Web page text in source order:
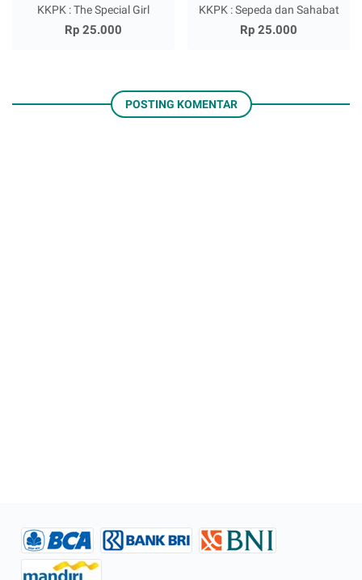
KKPK : The Special Girl
Rp 25.000
KKPK : Sepeda dan Sahabat
Rp 25.000
POSTING KOMENTAR